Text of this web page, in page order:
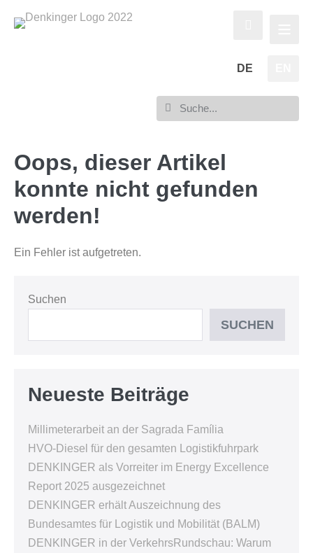
DE
Oops, dieser Artikel
konnte nicht gefunden
werden!
Ein Fehler ist aufgetreten.
Suchen
SUCHEN
Neueste Beiträge
Millimeterarbeit an der Sagrada Família
HVO-Diesel für den gesamten Logistikfuhrpark
DENKINGER als Vorreiter im Energy Excellence
Report 2025 ausgezeichnet
DENKINGER erhält Auszeichnung des
Bundesamtes für Logistik und Mobilität (BALM)
DENKINGER in der VerkehrsRundschau: Warum